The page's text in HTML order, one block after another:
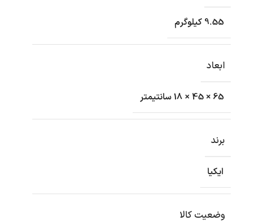
9.55 کیلوگرم
ابعاد
65 × 45 × 18 سانتیمتر
برند
ایکیا
وضعیت کالا